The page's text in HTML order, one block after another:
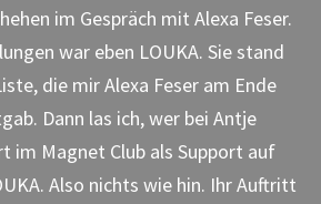
im Gespräch mit Alexa Feser.
war eben LOUKA. Sie stand
die mir Alexa Feser am Ende
Dann las ich, wer bei Antje
im Magnet Club als Support auf
Also nichts wie hin. Ihr Auftritt